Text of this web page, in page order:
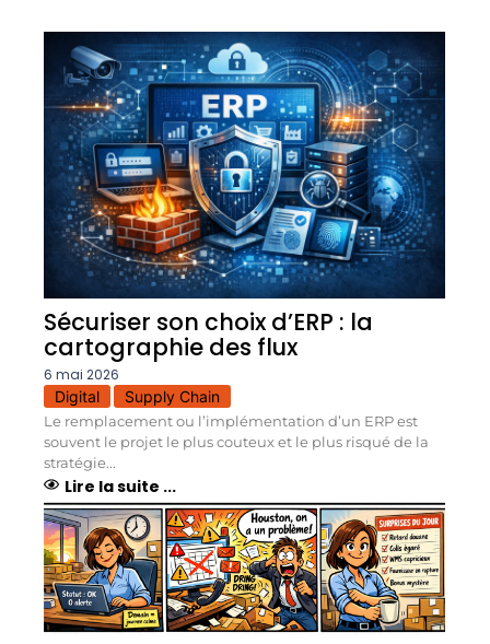
Sécuriser son choix d’ERP : la
cartographie des flux
6 mai 2026
Digital
Supply Chain
Le remplacement ou l’implémentation d’un ERP est
souvent le projet le plus couteux et le plus risqué de la
stratégie...
Lire la suite ...